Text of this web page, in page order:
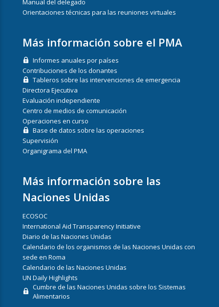
Orientaciones técnicas para las reuniones virtuales
Más información sobre el PMA
Informes anuales por países
Contribuciones de los donantes
Tableros sobre las intervenciones de emergencia
Directora Ejecutiva
Evaluación independiente
Centro de medios de comunicación
Operaciones en curso
Base de datos sobre las operaciones
Supervisión
Organigrama del PMA
Más información sobre las
Naciones Unidas
ECOSOC
International Aid Transparency Initiative
Diario de las Naciones Unidas
Calendario de los organismos de las Naciones Unidas con
sede en Roma
Calendario de las Naciones Unidas
UN Daily Highlights
Cumbre de las Naciones Unidas sobre los Sistemas
Alimentarios